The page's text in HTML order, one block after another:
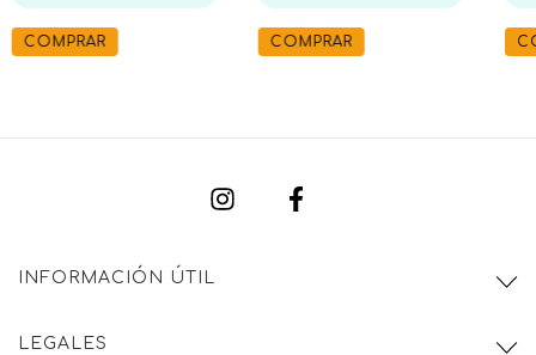
COMPRAR COMPRAR
INFORMACIÓN ÚTIL
LEGALES